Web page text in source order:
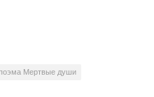
поэма Мертвые души